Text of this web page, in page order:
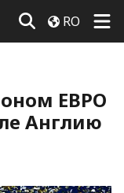
RO
ЕВРО
Англию